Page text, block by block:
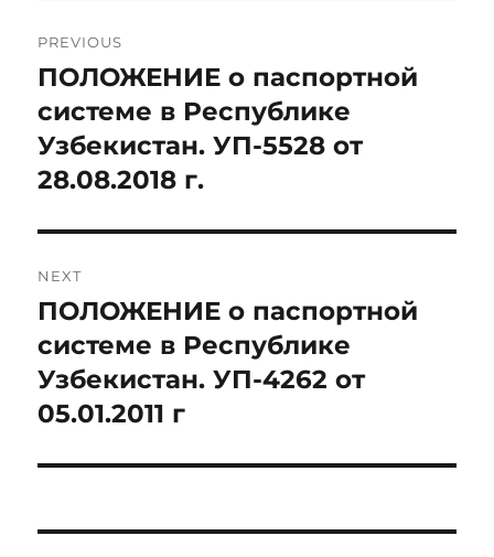
navigation
PREVIOUS
Previous
post:
ПОЛОЖЕНИЕ о паспортной
системе в Республике
Узбекистан. УП-5528 от
28.08.2018 г.
NEXT
Next
post:
ПОЛОЖЕНИЕ о паспортной
системе в Республике
Узбекистан. УП-4262 от
05.01.2011 г